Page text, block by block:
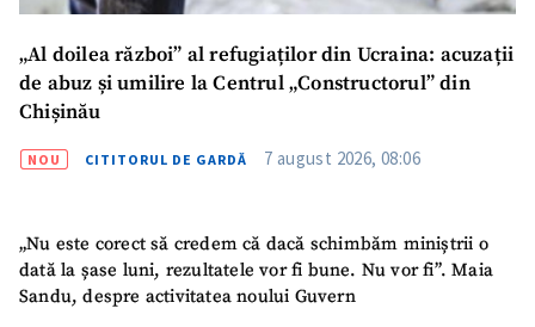
„Al doilea război” al refugiaților din Ucraina: acuzații
de abuz și umilire la Centrul „Constructorul” din
Chișinău
NOU CITITORUL DE GARDĂ 7 august 2026, 08:06
„Nu este corect să credem că dacă schimbăm miniștrii o
dată la șase luni, rezultatele vor fi bune. Nu vor fi”. Maia
Sandu, despre activitatea noului Guvern